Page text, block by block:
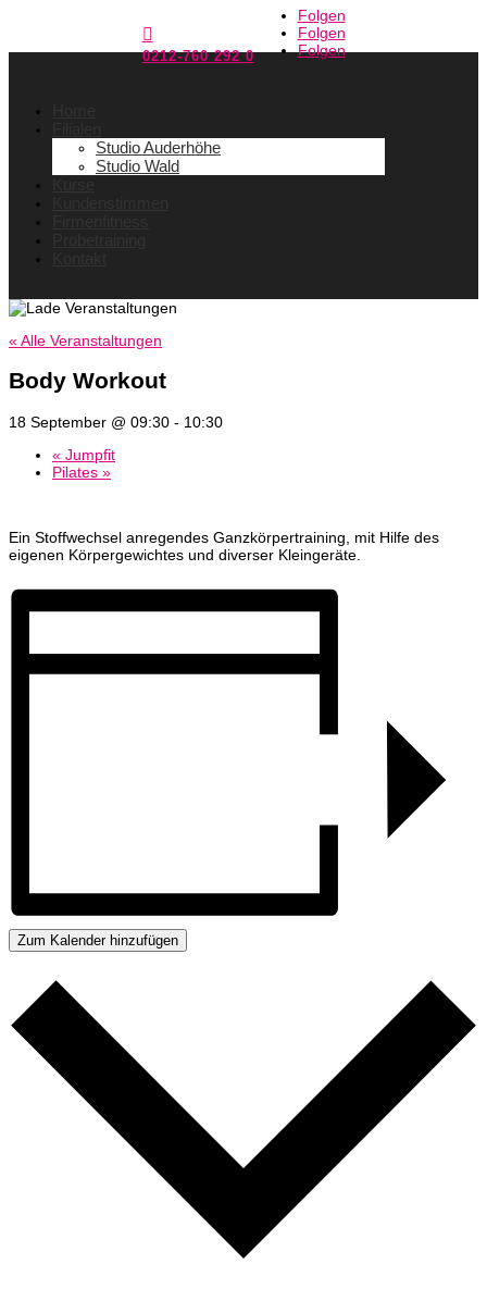

0212-760 292 0
Folgen
Folgen
Folgen
Studio Auderhöhe
Studio Wald
« Alle Veranstaltungen
Body Workout
18 September @ 09:30 - 10:30
« Jumpfit
Pilates »
Ein Stoffwechsel anregendes Ganzkörpertraining, mit Hilfe des
eigenen Körpergewichtes und diverser Kleingeräte.
Zum Kalender hinzufügen